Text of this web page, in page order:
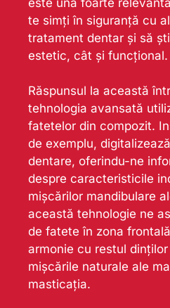
te simți în siguranță cu
tratament dentar și să
estetic, cât și funcțional.
Răspunsul la această
tehnologia avansată
fatetelor din compozit.
de exemplu,
dentare, oferindu-ne
despre caracteristicile
mișcărilor mandibulare
această tehnologie ne
de fatete în zona
armonie cu restul
mișcările naturale ale
masticația.